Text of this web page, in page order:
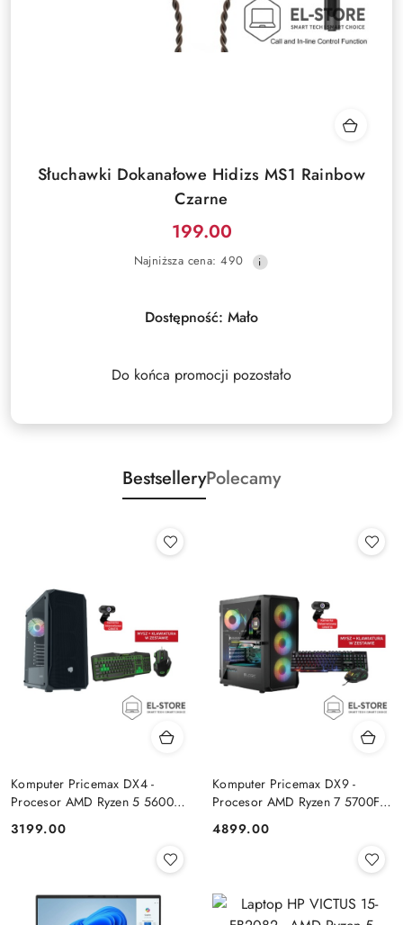
Słuchawki Dokanałowe Hidizs MS1 Rainbow
Czarne
Cena
promocyjna:
199.00
Najniższa
30
dni
Najniższa cena: 490
Dostępność: Mało
Do końca promocji pozostało
BestselleryPolecamy
Komputer Pricemax DX4 -
Procesor AMD Ryzen 5 5600G
512GB Win 11 PRO
Cena:
3199.00
Komputer Pricemax DX9 -
Procesor AMD Ryzen 7 5700F |
GeForce RTX 5050 8GB | Win
Cena:
4899.00